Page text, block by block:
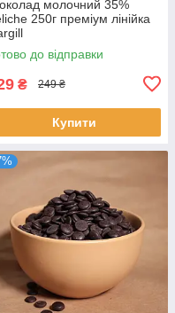
молочний 35%
250г преміум лінійка
до відправки
₴ 249 ₴
Купити